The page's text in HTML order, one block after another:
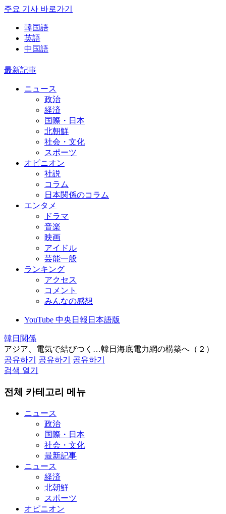
주요 기사 바로가기
韓国語
英語
中国語
最新記事
ニュース
政治
経済
国際・日本
北朝鮮
社会・文化
スポーツ
オピニオン
社説
コラム
日本関係のコラム
エンタメ
ドラマ
音楽
映画
アイドル
芸能一般
ランキング
アクセス
コメント
みんなの感想
YouTube 中央日報日本語版
韓日関係
アジア、電気で結びつく…韓日海底電力網の構築へ（２）
공유하기
공유하기
공유하기
검색 열기
전체 카테고리 메뉴
ニュース
政治
国際・日本
社会・文化
最新記事
ニュース
経済
北朝鮮
スポーツ
オピニオン